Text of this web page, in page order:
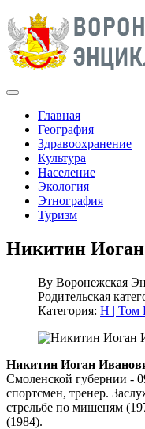
Главная
География
Здравоохранение
Культура
Население
Экология
Этнография
Туризм
Никитин
By Воронежская
Родительская
Категория: Н | Том
Никитин Иоган
Смоленской губернии -
спортсмен, тренер.
стрельбе по мишеням
(1984).